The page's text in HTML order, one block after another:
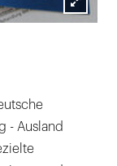
- Ausland